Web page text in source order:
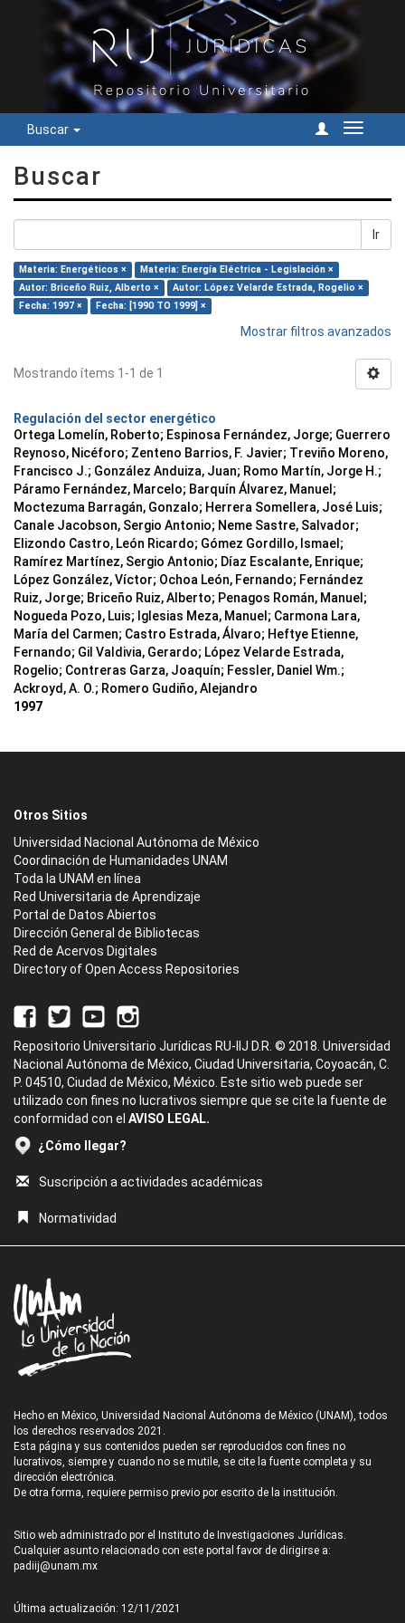
Buscar
Cambiar
Buscar
Ir
Materia: Energéticos ×
Materia: Energía Eléctrica - Legislación ×
Autor: Briceño Ruiz, Alberto ×
Autor: López Velarde Estrada, Rogelio ×
Fecha: 1997 ×
Fecha: [1990 TO 1999] ×
Mostrar filtros avanzados
Mostrando ítems 1-1 de 1
Regulación del sector energético
Ortega Lomelín, Roberto; Espinosa Fernández, Jorge; Guerrero
Reynoso, Nicéforo; Zenteno Barrios, F. Javier; Treviño Moreno,
Francisco J.; González Anduiza, Juan; Romo Martín, Jorge H.;
Páramo Fernández, Marcelo; Barquín Álvarez, Manuel;
Moctezuma Barragán, Gonzalo; Herrera Somellera, José Luis;
Canale Jacobson, Sergio Antonio; Neme Sastre, Salvador;
Elizondo Castro, León Ricardo; Gómez Gordillo, Ismael;
Ramírez Martínez, Sergio Antonio; Díaz Escalante, Enrique;
López González, Víctor; Ochoa León, Fernando; Fernández
Ruiz, Jorge; Briceño Ruiz, Alberto; Penagos Román, Manuel;
Nogueda Pozo, Luis; Iglesias Meza, Manuel; Carmona Lara,
María del Carmen; Castro Estrada, Álvaro; Heftye Etienne,
Fernando; Gil Valdivia, Gerardo; López Velarde Estrada,
Rogelio; Contreras Garza, Joaquín; Fessler, Daniel Wm.;
Ackroyd, A. O.; Romero Gudiño, Alejandro
1997
Otros Sitios
Universidad Nacional Autónoma de México
Coordinación de Humanidades UNAM
Toda la UNAM en línea
Red Universitaria de Aprendizaje
Portal de Datos Abiertos
Dirección General de Bibliotecas
Red de Acervos Digitales
Directory of Open Access Repositories
Repositorio Universitario Jurídicas RU-IIJ D.R. © 2018. Universidad
Nacional Autónoma de México, Ciudad Universitaria, Coyoacán, C.
P. 04510, Ciudad de México, México. Este sitio web puede ser
utilizado con fines no lucrativos siempre que se cite la fuente de
conformidad con el AVISO LEGAL.
¿Cómo llegar?
Suscripción a actividades académicas
Normatividad
Hecho en México, Universidad Nacional Autónoma de México (UNAM), todos
los derechos reservados 2021.
Esta página y sus contenidos pueden ser reproducidos con fines no
lucrativos, siempre y cuando no se mutile, se cite la fuente completa y su
dirección electrónica.
De otra forma, requiere permiso previo por escrito de la institución.
Sitio web administrado por el Instituto de Investigaciones Jurídicas.
Cualquier asunto relacionado con este portal favor de dirigirse a:
padiij@unam.mx
Última actualización: 12/11/2021